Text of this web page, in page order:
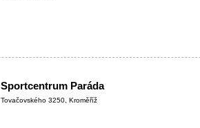
Sportcentrum Paráda
Tovačovského 3250, Kroměříž